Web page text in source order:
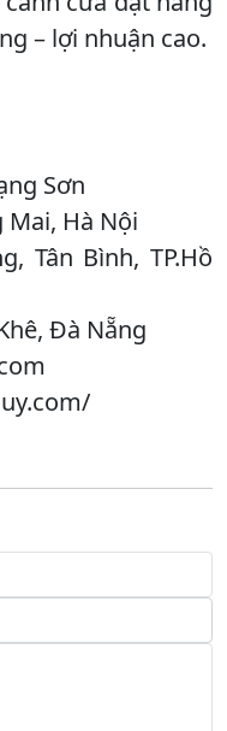
– lợi nhuận cao.
Sơn
Mai, Hà Nội
Tân Bình, TP.Hồ
Đà Nẵng